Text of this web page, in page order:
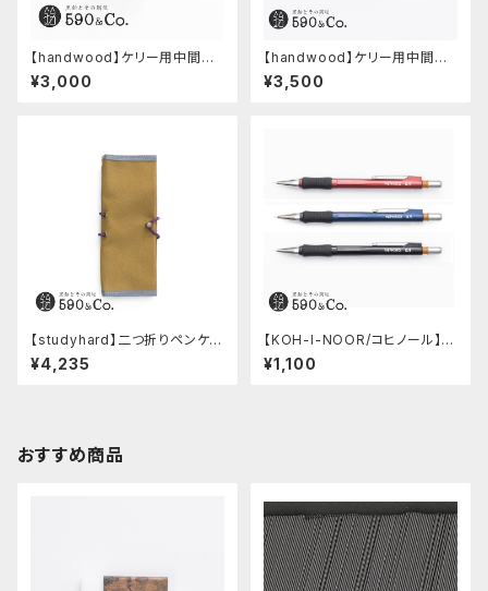
【handwood】ケリー用中間パ
ーツ/カスタムグリップ (縦溝/ス
テンレス)
¥3,000
【handwood】ケリー用中間パ
ーツ/カスタムグリップ (ディンプ
ル/ステンレス)
¥3,500
【studyhard】二つ折りペンケー
ス ミニマムコンパクトサイズ
(カーキ)
¥4,235
【KOH-I-NOOR/コヒノール】M
ephisto profi 5035シャープ
ペンシル(0.5mm)
¥1,100
おすすめ商品